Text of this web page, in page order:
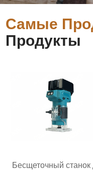
Самые
Продукты
Бесщеточный станок